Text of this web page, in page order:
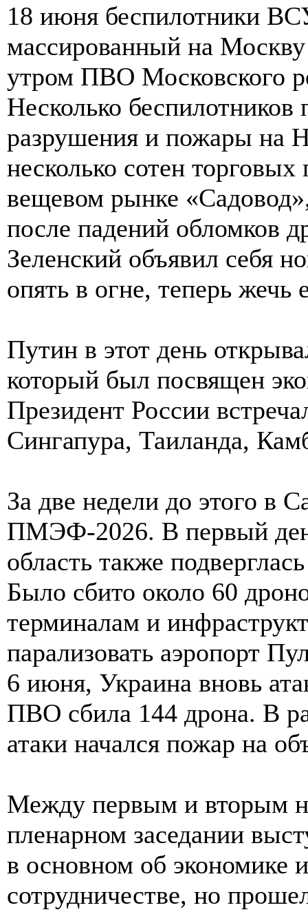
18 июня беспилотники
массированный на
утром ПВО Московского
Несколько
разрушения и пожары на
несколько сотен
вещевом рынке
после падений обломков
Зеленский объявил себя
опять в огне, теперь жечь
Путин в этот день
который был посвящен
Президент России
Сингапура, Таиланда,
За две недели до этого в
ПМЭФ-2026. В первый
область также
Было сбито около 60
терминалам и
парализовать аэропорт
6 июня, Украина вновь
ПВО сбила 144 дрона. В
атаки начался пожар на
Между первым и вторым
пленарном заседании
в основном об экономике
сотрудничестве, но